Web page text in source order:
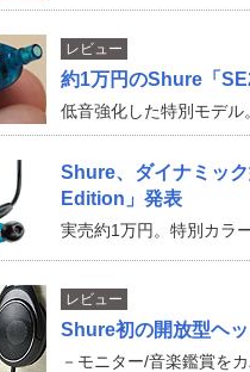
レビュー
約1万円のShure「
低音強化した特別モデ
Shure、ダイナミッ
Edition」発表
実売約1万円。特別カラ
レビュー
Shure初の開放型ヘ
－モニター/音楽鑑賞を